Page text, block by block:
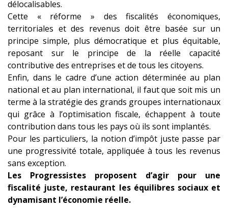
délocalisables.
Cette « réforme » des fiscalités économiques,
territoriales et des revenus doit être basée sur un
principe simple, plus démocratique et plus équitable,
reposant sur le principe de la réelle capacité
contributive des entreprises et de tous les citoyens.
Enfin, dans le cadre d’une action déterminée au plan
national et au plan international, il faut que soit mis un
terme à la stratégie des grands groupes internationaux
qui grâce à l’optimisation fiscale, échappent à toute
contribution dans tous les pays où ils sont implantés.
Pour les particuliers, la notion d’impôt juste passe par
une progressivité totale, appliquée à tous les revenus
sans exception.
Les Progressistes proposent d’agir pour une
fiscalité juste, restaurant les équilibres sociaux et
dynamisant l’économie réelle.